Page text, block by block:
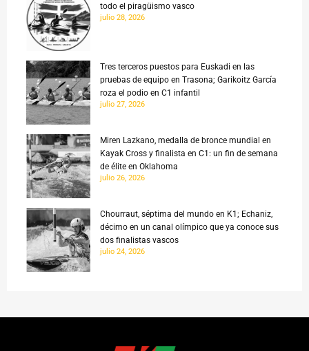
todo el piragüismo vasco
julio 28, 2026
Tres terceros puestos para Euskadi en las
pruebas de equipo en Trasona; Garikoitz García
roza el podio en C1 infantil
julio 27, 2026
Miren Lazkano, medalla de bronce mundial en
Kayak Cross y finalista en C1: un fin de semana
de élite en Oklahoma
julio 26, 2026
Chourraut, séptima del mundo en K1; Echaniz,
décimo en un canal olímpico que ya conoce sus
dos finalistas vascos
julio 24, 2026